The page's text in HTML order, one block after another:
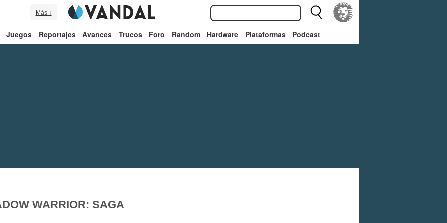
Más ↓
Juegos Reportajes Avances Trucos Foro Random Hardware Plataformas Podcast
WARRIOR: SAGA